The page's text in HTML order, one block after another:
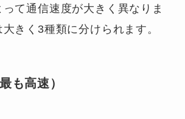
て通信速度が大きく異なりま
きく3種類に分けられます。
も高速）